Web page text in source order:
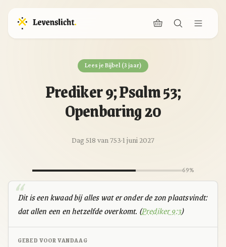
Lees je Bijbel (3 jaar)
Prediker 9; Psalm 53;
Openbaring 20
Dag 518 van 753·1 juni 2027
69%
Dit is een kwaad bij alles wat er onder de zon plaatsvindt:
dat allen een en hetzelfde overkomt. (Prediker 9:3)
GEBED VOOR VANDAAG